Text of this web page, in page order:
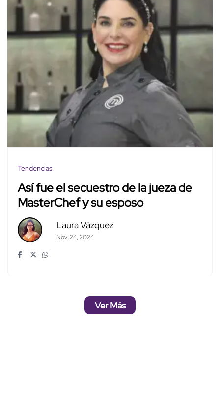
Tendencias
Así fue el secuestro de la jueza de
MasterChef y su esposo
Laura Vázquez
Nov. 24, 2024
Ver Más